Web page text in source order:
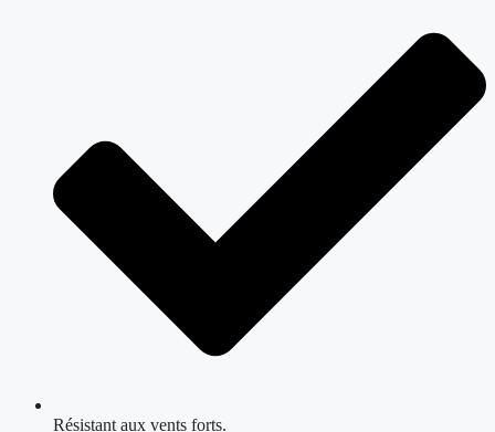
Résistant aux vents forts.